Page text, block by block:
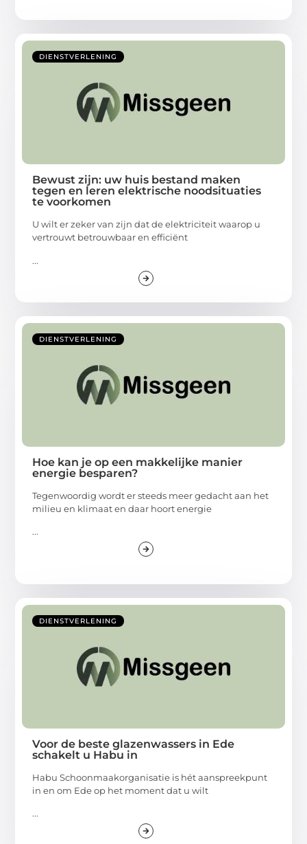
DIENSTVERLENING
Bewust zijn: uw huis bestand maken
tegen en leren elektrische noodsituaties
te voorkomen
U wilt er zeker van zijn dat de elektriciteit waarop u
vertrouwt betrouwbaar en efficiënt
...
DIENSTVERLENING
Hoe kan je op een makkelijke manier
energie besparen?
Tegenwoordig wordt er steeds meer gedacht aan het
milieu en klimaat en daar hoort energie
...
DIENSTVERLENING
Voor de beste glazenwassers in Ede
schakelt u Habu in
Habu Schoonmaakorganisatie is hét aanspreekpunt
in en om Ede op het moment dat u wilt
...